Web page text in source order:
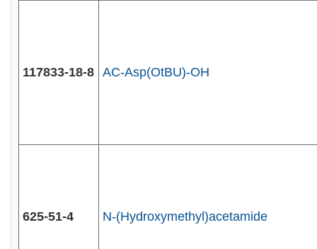
117833-18-8 AC-Asp(OtBU)-OH
625-51-4 N-(Hydroxymethyl)acetamide